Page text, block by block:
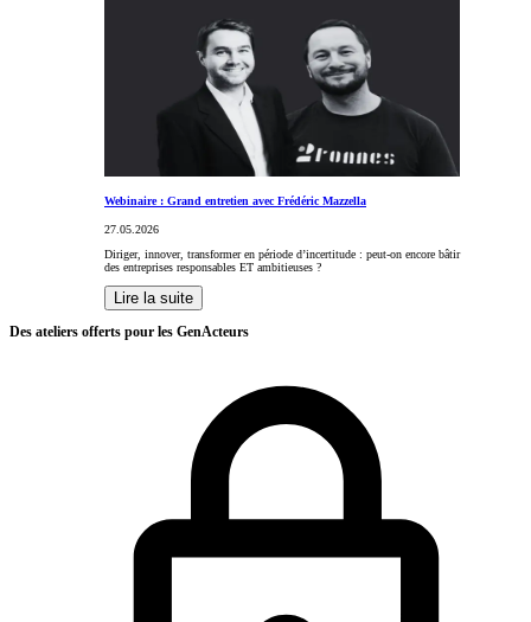
Webinaire : Grand entretien avec Frédéric Mazzella
27.05.2026
Diriger, innover, transformer en période d’incertitude : peut-on encore bâtir
des entreprises responsables ET ambitieuses ?
Lire la suite
Des ateliers offerts pour les GenActeurs